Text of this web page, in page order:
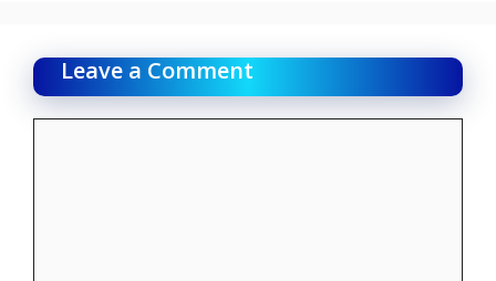
Leave a Comment